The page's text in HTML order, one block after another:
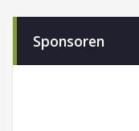
Sponsoren